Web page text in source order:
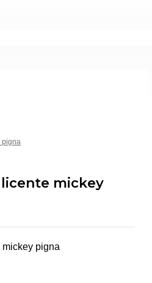
pigna
mickey